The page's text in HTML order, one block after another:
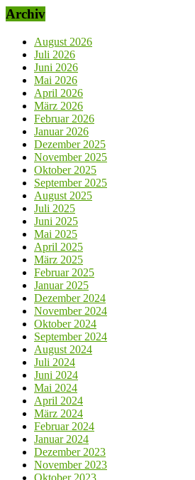
Archiv
August 2026
Juli 2026
Juni 2026
Mai 2026
April 2026
März 2026
Februar 2026
Januar 2026
Dezember 2025
November 2025
Oktober 2025
September 2025
August 2025
Juli 2025
Juni 2025
Mai 2025
April 2025
März 2025
Februar 2025
Januar 2025
Dezember 2024
November 2024
Oktober 2024
September 2024
August 2024
Juli 2024
Juni 2024
Mai 2024
April 2024
März 2024
Februar 2024
Januar 2024
Dezember 2023
November 2023